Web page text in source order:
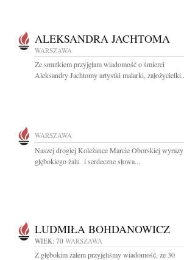
ALEKSANDRA JACHTOMA
WARSZAWA
Ze smutkiem przyjęłam wiadomość o śmierci
Aleksandry Jachtomy artystki malarki,
WARSZAWA
Naszej drogiej Koleżance Marcie Oborskiej wyrazy
głębokiego żalu i serdeczne słowa...
LUDMIŁA BOHDANOWICZ
WIEK: 70 WARSZAWA
Z głębokim żalem przyjęliśmy wiadomość, że 30